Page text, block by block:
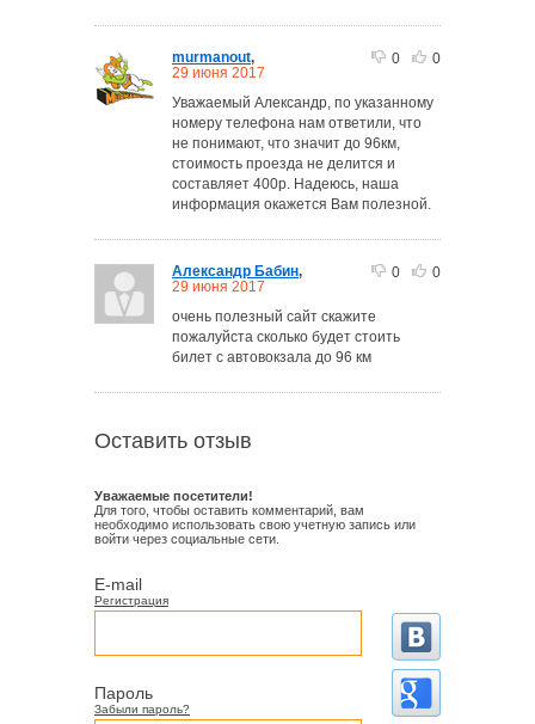
0 0
murmanout,
29 июня 2017
Уважаемый Александр, по указанному
номеру телефона нам ответили, что
не понимают, что значит до 96км,
стоимость проезда не делится и
составляет 400р. Надеюсь, наша
информация окажется Вам полезной.
0 0
Александр Бабин,
29 июня 2017
очень полезный сайт скажите
пожалуйста сколько будет стоить
билет с автовокзала до 96 км
Оставить отзыв
Уважаемые посетители!
Для того, чтобы оставить комментарий, вам
необходимо использовать свою учетную запись или
войти через социальные сети.
E-mail
Регистрация
Пароль
Забыли пароль?